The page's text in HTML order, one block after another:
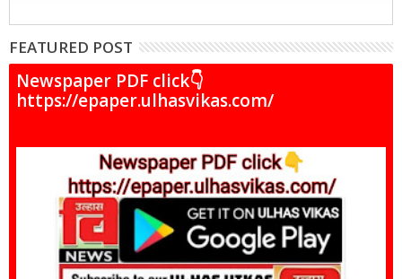
FEATURED POST
Newspaper PDF click👇
https://epaper.ulhasvikas.com/